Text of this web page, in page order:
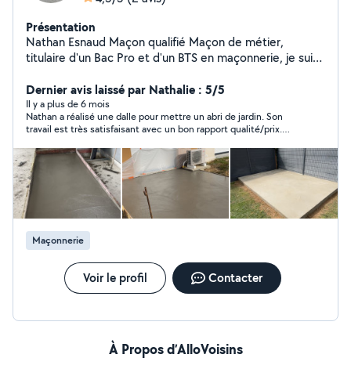
Présentation
Nathan Esnaud Maçon qualifié Maçon de métier,
titulaire d'un Bac Pro et d'un BTS en maçonnerie, je suis
traditionnelle. Je réalise tous types de travaux : murs
porteurs, dalles béton, planchers, murs en parpaings,
joints de pierre, et bien plus encore. Sérieux, rigoureux
et à l'écoute, je m'engage à fournir un travail de qualité
et durable pour chaque projet. N'hésitez pas à me
contacter pour discuter de vos besoins !
Dernier avis laissé par Nathalie : 5/5
Il y a plus de 6 mois
Nathan a réalisé une dalle pour mettre un abri de jardin. Son
travail est très satisfaisant avec un bon rapport qualité/prix.
vivement.
Maçonnerie
Voir le profil Contacter
À Propos d’AlloVoisins